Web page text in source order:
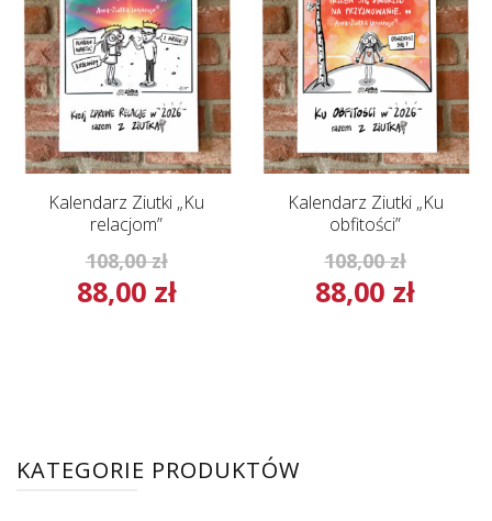
Kalendarz Ziutki „Ku
relacjom”
108,00zł
88,00 zł
Kalendarz Ziutki „Ku
obfitości”
108,00zł
88,00 zł
KATEGORIE PRODUKTÓW